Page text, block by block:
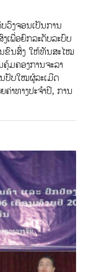
ວົງຈອນເປັນການ
ເພື່ອຍົກລະດັບລະບົບ
ຂົນສ່ົງ ໃຫ້ທັນສະໄໝ
ມຄອງການຈະລາ
ປັບໃໝຜູ້ລະເມີດ
າທາງປະຈຳປີ, ການ